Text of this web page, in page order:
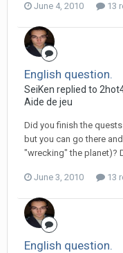
June 4, 2010 13
English question.
SeiKen replied to
Aide de jeu
Did you finish the
but you can go there
"wrecking" the planet)?
June 3, 2010 13
English question.